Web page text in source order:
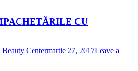
CU
Beauty Centermartie 27, 2017Leave a